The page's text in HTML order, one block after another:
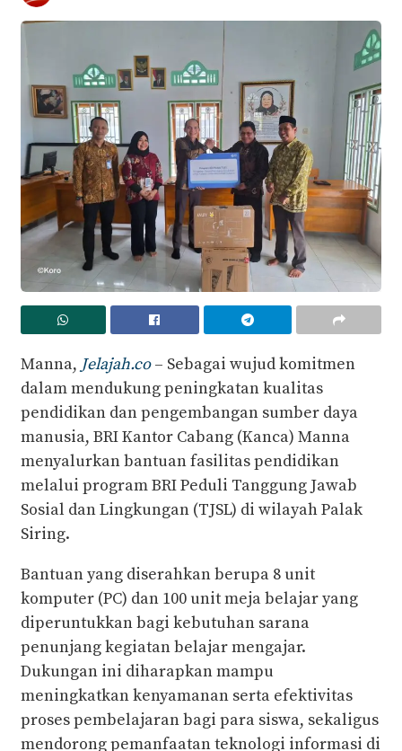
Manna, Jelajah.co– Sebagai wujud komitmen
dalam mendukung peningkatan kualitas
pendidikan dan pengembangan sumber daya
manusia, BRI Kantor Cabang (Kanca) Manna
menyalurkan bantuan fasilitas pendidikan
melalui program BRI Peduli Tanggung Jawab
Sosial dan Lingkungan (TJSL) di wilayah Palak
Siring.
Bantuan yang diserahkan berupa 8 unit
komputer (PC) dan 100 unit meja belajar yang
diperuntukkan bagi kebutuhan sarana
penunjang kegiatan belajar mengajar.
Dukungan ini diharapkan mampu
meningkatkan kenyamanan serta efektivitas
proses pembelajaran bagi para siswa, sekaligus
mendorong pemanfaatan teknologi informasi di